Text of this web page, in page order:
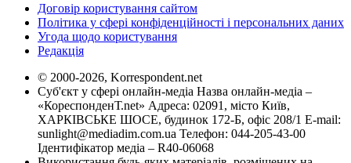
Договір користування сайтом
Політика у сфері конфіденційності і персональних даних
Угода щодо користування
Редакція
© 2000-2026, Korrespondent.net
Суб'єкт у сфері онлайн-медіа Назва онлайн-медіа –
«КореспонденТ.net» Адреса: 02091, місто Київ,
ХАРКІВСЬКЕ ШОСЕ, будинок 172-Б, офіс 208/1 E-mail:
sunlight@mediadim.com.ua Телефон: 044-205-43-00
Ідентифікатор медіа – R40-06068